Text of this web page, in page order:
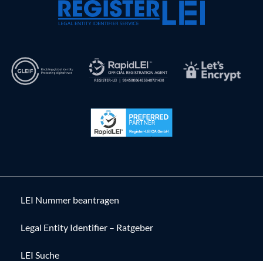
LEI Nummer beantragen
Legal Entity Identifier – Ratgeber
LEI Suche